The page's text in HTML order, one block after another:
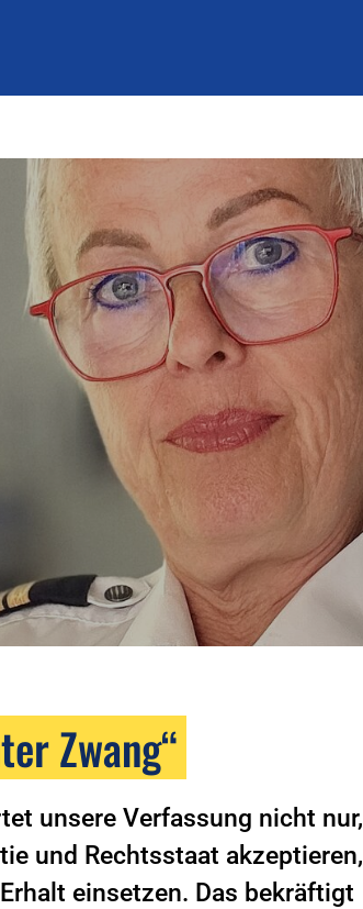
Zwang“
unsere Verfassung nicht nur,
und Rechtsstaat akzeptieren,
einsetzen. Das bekräftigt